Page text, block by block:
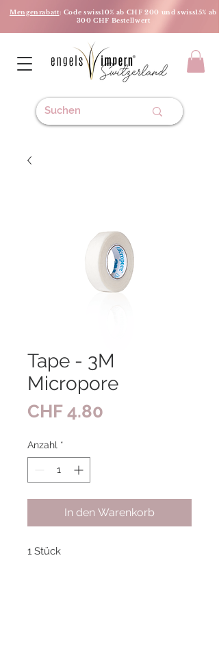
Mengenrabatt: Code swiss10% ab CHF 200 und swiss15% ab
300 CHF Bestellwert
Tape - 3M
Micropore
CHF 4.80
Anzahl *
In den Warenkorb
1 Stück